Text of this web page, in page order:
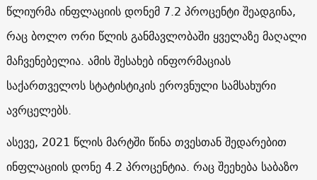
წლიურმა ინფლაციის დონემ 7.2 პროცენტი შეადგინა,
რაც ბოლო ორი წლის განმავლობაში ყველაზე მაღალი
მაჩვენებელია. ამის შესახებ ინფორმაციას
საქართველოს სტატისტიკის ეროვნული სამსახური
ავრცელებს.
ასევე, 2021 წლის მარტში წინა თვესთან შედარებით
ინფლაციის დონე 4.2 პროცენტია. რაც შეეხება საბაზო